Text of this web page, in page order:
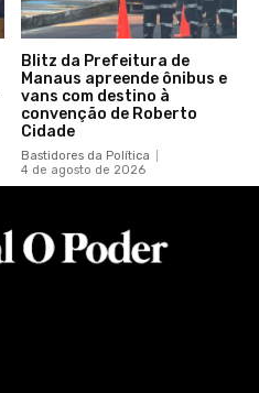
Blitz da Prefeitura de
Manaus apreende ônibus e
vans com destino à
convenção de Roberto
Cidade
Bastidores da Política
4 de agosto de 2026